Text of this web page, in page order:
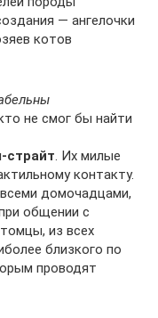
— ангелочки
котов
не смог бы найти
страйт . Их милые
контакту.
домочадцами,
общении с
из всех
близкого по
проводят